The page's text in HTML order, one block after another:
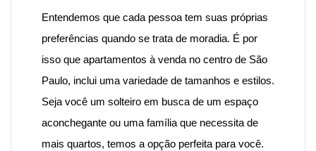
Entendemos que cada pessoa tem suas próprias
preferências quando se trata de moradia. É por
isso que apartamentos à venda no centro de São
Paulo, inclui uma variedade de tamanhos e estilos.
Seja você um solteiro em busca de um espaço
aconchegante ou uma família que necessita de
mais quartos, temos a opção perfeita para você.